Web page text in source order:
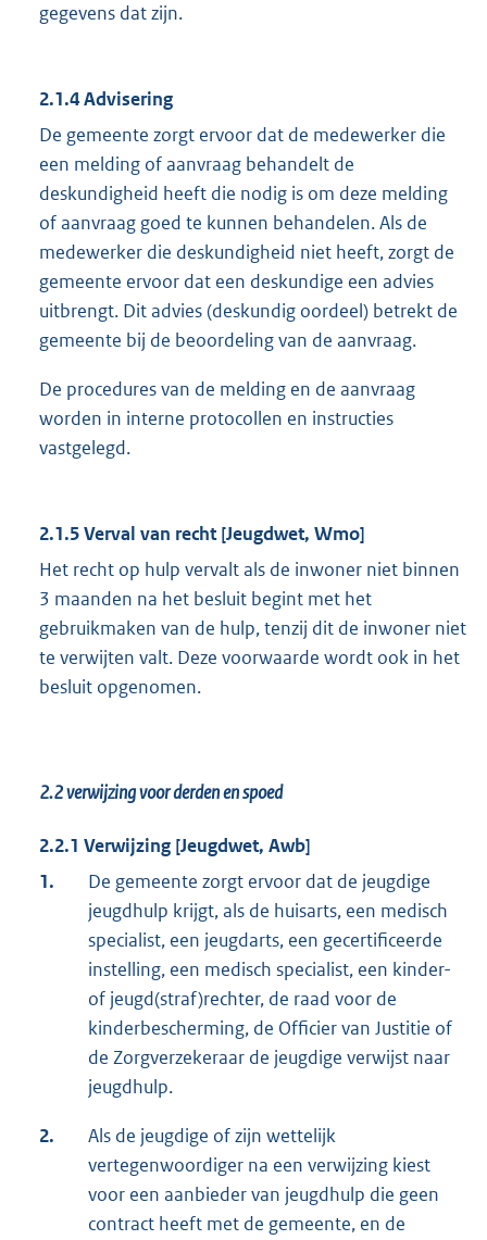
gegevens dat zijn.
2.1.4 Advisering
De gemeente zorgt ervoor dat de medewerker die
een melding of aanvraag behandelt de
deskundigheid heeft die nodig is om deze melding
of aanvraag goed te kunnen behandelen. Als de
medewerker die deskundigheid niet heeft, zorgt de
gemeente ervoor dat een deskundige een advies
uitbrengt. Dit advies (deskundig oordeel) betrekt de
gemeente bij de beoordeling van de aanvraag.
De procedures van de melding en de aanvraag
worden in interne protocollen en instructies
vastgelegd.
2.1.5 Verval van recht [Jeugdwet, Wmo]
Het recht op hulp vervalt als de inwoner niet binnen
3 maanden na het besluit begint met het
gebruikmaken van de hulp, tenzij dit de inwoner niet
te verwijten valt. Deze voorwaarde wordt ook in het
besluit opgenomen.
2.2verwijzing voor derden en spoed
2.2.1 Verwijzing [Jeugdwet, Awb]
1.
De gemeente zorgt ervoor dat de jeugdige
jeugdhulp krijgt, als de huisarts, een medisch
specialist, een jeugdarts, een gecertificeerde
instelling, een medisch specialist, een kinder-
of jeugd(straf)rechter, de raad voor de
kinderbescherming, de Officier van Justitie of
de Zorgverzekeraar de jeugdige verwijst naar
jeugdhulp.
2.
Als de jeugdige of zijn wettelijk
vertegenwoordiger na een verwijzing kiest
voor een aanbieder van jeugdhulp die geen
contract heeft met de gemeente, en de